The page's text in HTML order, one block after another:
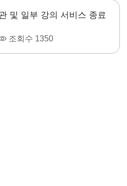
및 일부 강의 서비스 종료
조회수 1350